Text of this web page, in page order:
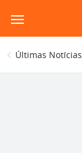
para
o
conteúdo
Últimas Notícias